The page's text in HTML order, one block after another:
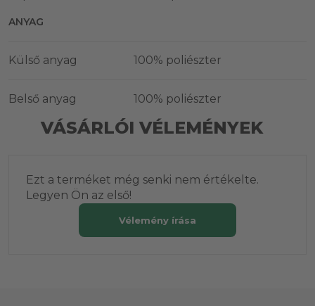
ANYAG
Külső anyag 100% poliészter
Belső anyag 100% poliészter
VÁSÁRLÓI VÉLEMÉNYEK
Ezt a terméket még senki nem értékelte.
Legyen Ön az első!
Vélemény írása